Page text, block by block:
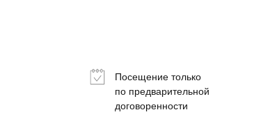
Посещение только
по предварительной
договоренности